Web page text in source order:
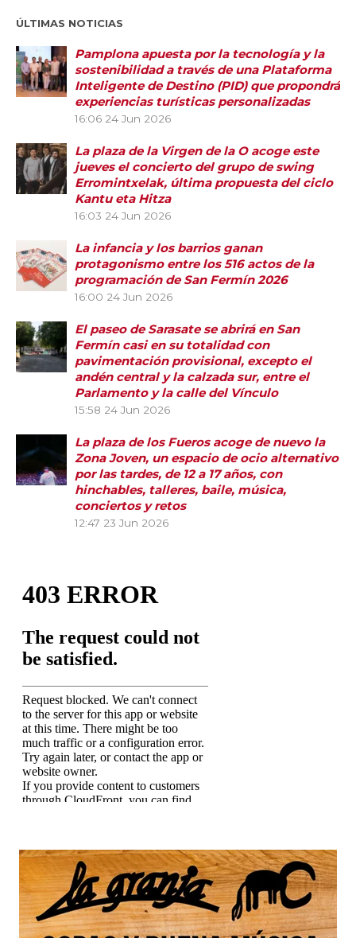
ÚLTIMAS NOTICIAS
Pamplona apuesta por la tecnología y la
sostenibilidad a través de una Plataforma
Inteligente de Destino (PID) que propondrá
experiencias turísticas personalizadas
16:06 24 Jun 2026
La plaza de la Virgen de la O acoge este
jueves el concierto del grupo de swing
Erromintxelak, última propuesta del ciclo
Kantu eta Hitza
16:03 24 Jun 2026
La infancia y los barrios ganan
protagonismo entre los 516 actos de la
programación de San Fermín 2026
16:00 24 Jun 2026
El paseo de Sarasate se abrirá en San
Fermín casi en su totalidad con
pavimentación provisional, excepto el
andén central y la calzada sur, entre el
Parlamento y la calle del Vínculo
15:58 24 Jun 2026
La plaza de los Fueros acoge de nuevo la
Zona Joven, un espacio de ocio alternativo
por las tardes, de 12 a 17 años, con
hinchables, talleres, baile, música,
conciertos y retos
12:47 23 Jun 2026